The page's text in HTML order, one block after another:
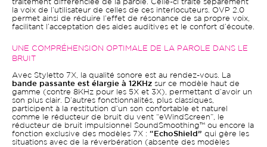
traitement différenciée de la parole. Celle-ci traite séparément
la voix de l’utilisateur de celles de ces interlocuteurs. OVP 2.0
permet ainsi de réduire l’effet de résonance de sa propre voix,
facilitant l’acceptation des aides auditives et le confort d’écoute.
UNE COMPRÉHENSION OPTIMALE DE LA PAROLE DANS LE
BRUIT
Avec Styletto 7X, la qualité sonore est au rendez-vous. La
bande passante est élargie à 12KHz sur ce modèle haut de
gamme (contre 8KHz pour les 5X et 3X), permettant d’avoir un
son plus clair. D’autres fonctionnalités, plus classiques,
participent à la restitution d’un son confortable et naturel
comme le réducteur de bruit du vent “eWindScreen”, le
réducteur de bruit impulsionnel SoundSmoothing™ ou encore la
fonction exclusive des modèles 7X : “EchoShield” qui gère les
situations avec de la réverbération (absente des modèles